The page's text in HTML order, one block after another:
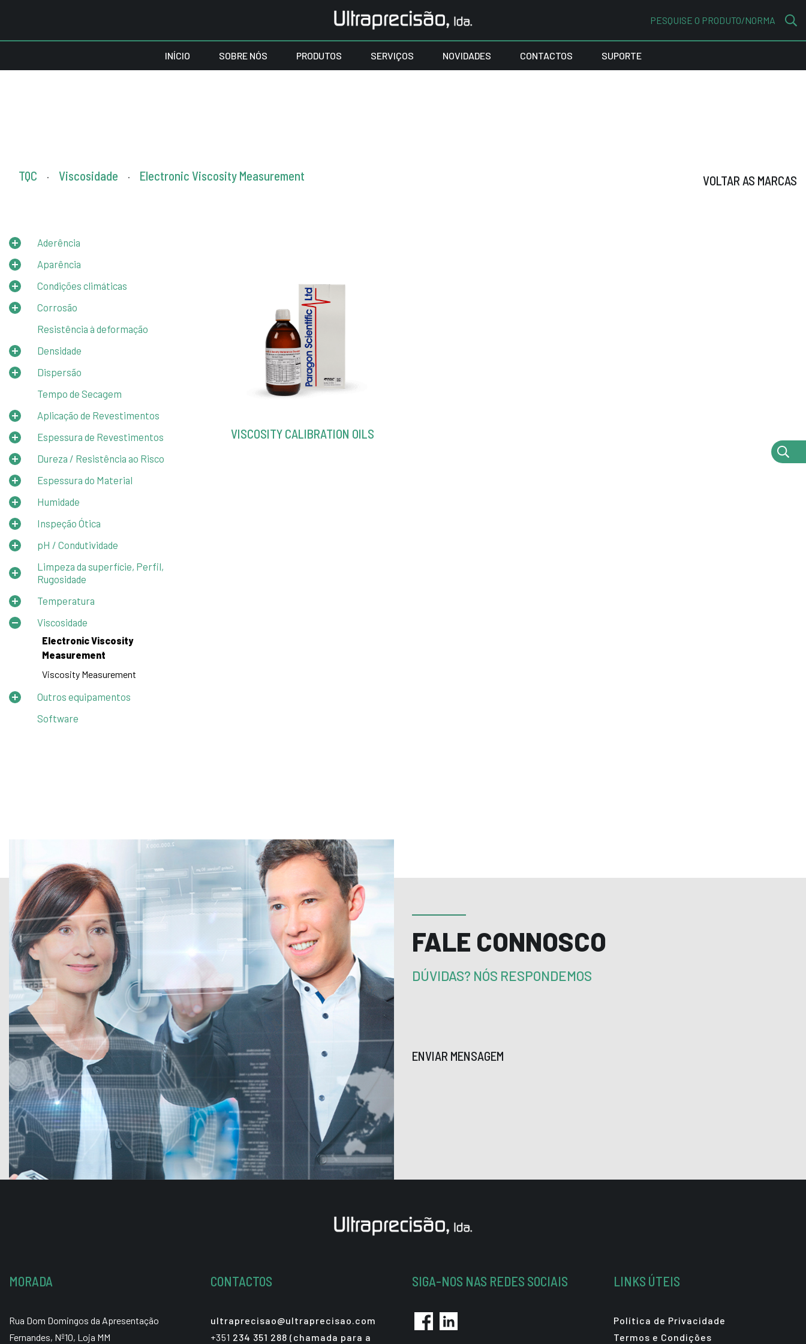
PESQUISE O PRODUTO/NORMA
INÍCIO SOBRE NÓS PRODUTOS SERVIÇOS NOVIDADES CONTACTOS SUPORTE
TQC . Viscosidade . Electronic Viscosity Measurement VOLTAR AS MARCAS
Aderência
Aparência
Condições climáticas
Corrosão
Resistência à deformação
Densidade
Dispersão
Tempo de Secagem
Aplicação de Revestimentos
Espessura de Revestimentos
Dureza / Resistência ao Risco
Espessura do Material
Humidade
Inspeção Ótica
pH / Condutividade
Limpeza da superfície, Perfil,
Rugosidade
Temperatura
Viscosidade
Electronic Viscosity
Measurement
Viscosity Measurement
Outros equipamentos
Software
VISCOSITY CALIBRATION OILS
FALE CONNOSCO
DÚVIDAS? NÓS RESPONDEMOS
ENVIAR MENSAGEM
MORADA
Rua Dom Domingos da Apresentação
Fernandes, Nº10, Loja MM
CONTACTOS
ultraprecisao@ultraprecisao.com
+351 234 351 288 (chamada para a
SIGA-NOS NAS REDES SOCIAIS LINKS ÚTEIS
Política de Privacidade
Termos e Condições